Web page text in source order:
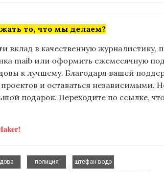
то, что мы делаем?
вклад в качественную журналистику,
maib или оформить ежемесячную
к лучшему. Благодаря вашей
и оставаться независимыми.
подарок. Переходите по ссылке,
полиция
щтефан-водэ